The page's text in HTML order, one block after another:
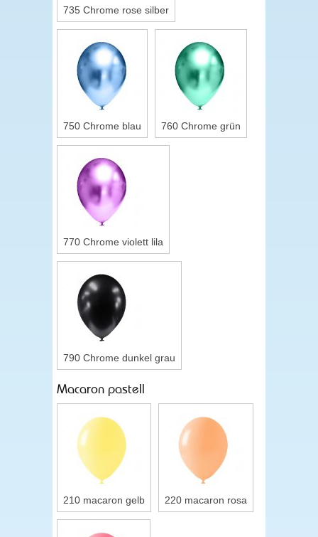
735 Chrome rose silber
750 Chrome blau 760 Chrome grün
770 Chrome violett lila
790 Chrome dunkel grau
Macaron pastell
210 macaron gelb 220 macaron rosa